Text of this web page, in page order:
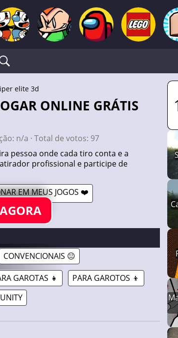
elite 3d
ONLINE GRÁTIS
n/a · Total de votos: 97
pessoa onde cada tiro conta e a
profissional e participe de
EM MEUS JOGOS ❤️
CONVENCIONAIS 😐
GAROTAS 👧
PARA GAROTOS 👦
UNITY